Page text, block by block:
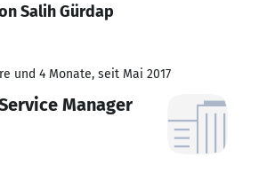
Salih Gürdap
und 4 Monate, seit Mai 2017
Manager